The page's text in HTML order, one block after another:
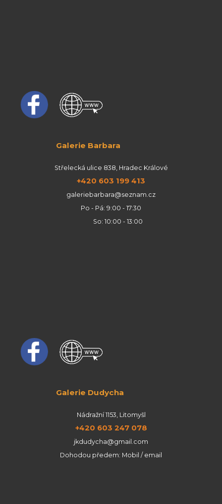
Galerie Barbara
Střelecká ulice 838, Hradec Králové
+420 603 199 413
galeriebarbara@seznam.cz
Po - Pá: 9:00 - 17:30
So: 10:00 - 13:00
Galerie Dudycha
Nádražní 1153, Litomyšl
+420 603 247 078
jkdudycha@gmail.com
Dohodou předem: Mobil / email